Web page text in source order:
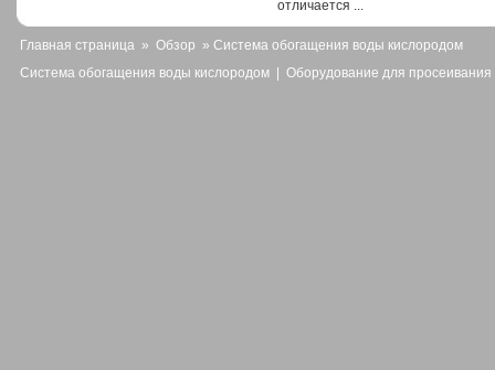
отличается ...
Главная страница » Обзор » Система обогащения воды кислородом
Система обогащения воды кислородом
Оборудование для просеивания